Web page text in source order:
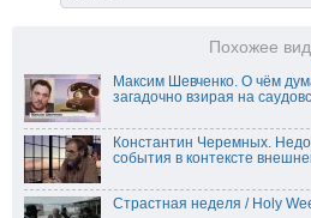
Похожее
Максим Шевченко. О чём
загадочно взирая на
Константин Черемных.
события в контексте
Страстная неделя / Holy